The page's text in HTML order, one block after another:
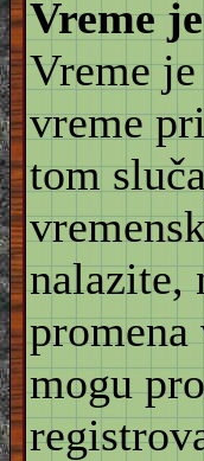
Vreme
Vreme
vreme
tom
nalazite,
promena
mogu